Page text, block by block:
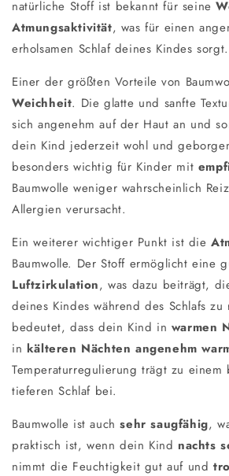
natürliche Stoff ist bekannt für seine
Atmungsaktivität, was für einen
erholsamen Schlaf deines Kindes sorgt.
Einer der größten Vorteile von
Weichheit. Die glatte und sanfte
sich angenehm auf der Haut an und
dein Kind jederzeit wohl und
besonders wichtig für Kinder mit
Baumwolle weniger wahrscheinlich
Allergien verursacht.
Ein weiterer wichtiger Punkt ist die
Baumwolle. Der Stoff ermöglicht eine
Luftzirkulation, was dazu beiträgt,
deines Kindes während des Schlafs
bedeutet, dass dein Kind in warmen
in kälteren Nächten angenehm
Temperaturregulierung trägt zu einem
tieferen Schlaf bei.
Baumwolle ist auchsehr saugfähig,
praktisch ist, wenn dein Kind nachts
nimmt die Feuchtigkeit gut auf und